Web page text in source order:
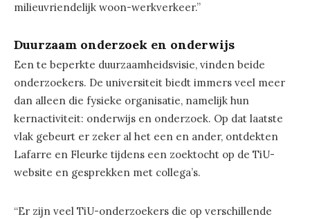
milieuvriendelijk woon-werkverkeer.”
Duurzaam onderzoek en onderwijs
Een te beperkte duurzaamheidsvisie, vinden beide
onderzoekers. De universiteit biedt immers veel meer
dan alleen die fysieke organisatie, namelijk hun
kernactiviteit: onderwijs en onderzoek. Op dat laatste
vlak gebeurt er zeker al het een en ander, ontdekten
Lafarre en Fleurke tijdens een zoektocht op de TiU-
website en gesprekken met collega’s.
“Er zijn veel TiU-onderzoekers die op verschillende